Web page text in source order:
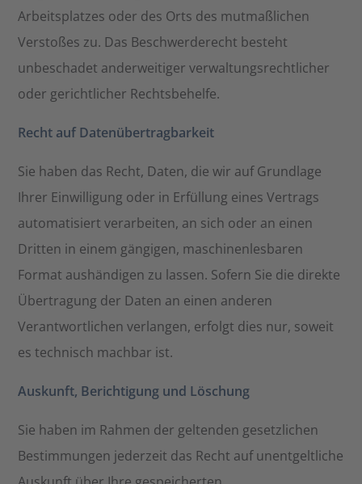
Arbeitsplatzes oder des Orts des mutmaßlichen
Verstoßes zu. Das Beschwerderecht besteht
unbeschadet anderweitiger verwaltungsrechtlicher
oder gerichtlicher Rechtsbehelfe.
Recht auf Datenübertragbarkeit
Sie haben das Recht, Daten, die wir auf Grundlage
Ihrer Einwilligung oder in Erfüllung eines Vertrags
automatisiert verarbeiten, an sich oder an einen
Dritten in einem gängigen, maschinenlesbaren
Format aushändigen zu lassen. Sofern Sie die direkte
Übertragung der Daten an einen anderen
Verantwortlichen verlangen, erfolgt dies nur, soweit
es technisch machbar ist.
Auskunft, Berichtigung und Löschung
Sie haben im Rahmen der geltenden gesetzlichen
Bestimmungen jederzeit das Recht auf unentgeltliche